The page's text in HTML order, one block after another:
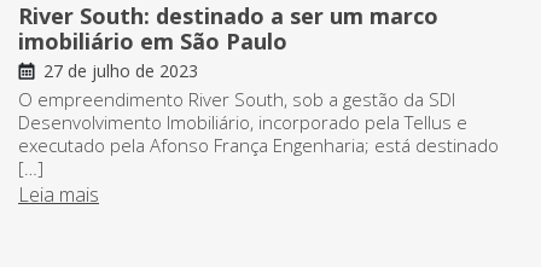
River South: destinado a ser um marco
imobiliário em São Paulo
27 de julho de 2023
O empreendimento River South, sob a gestão da SDI
Desenvolvimento Imobiliário, incorporado pela Tellus e
executado pela Afonso França Engenharia; está destinado
[…]
Leia mais